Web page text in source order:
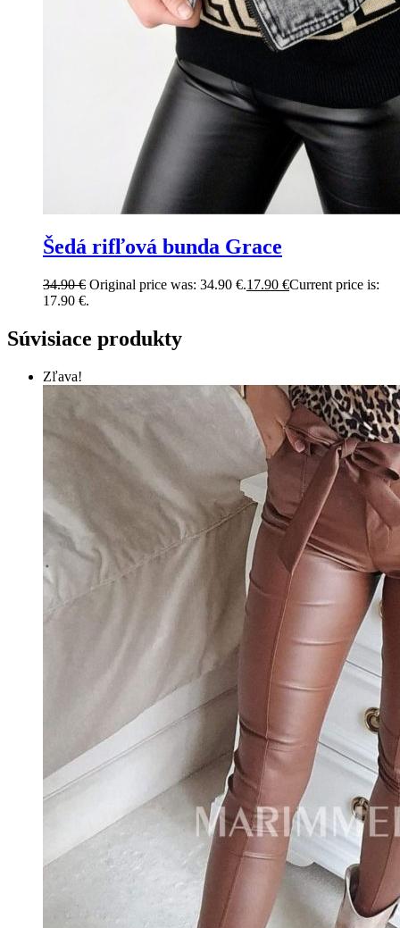
Šedá rifľová bunda Grace
34.90€ Original price was: 34.90 €.17.90 €Current price is:
17.90 €.
Súvisiace produkty
Zľava!